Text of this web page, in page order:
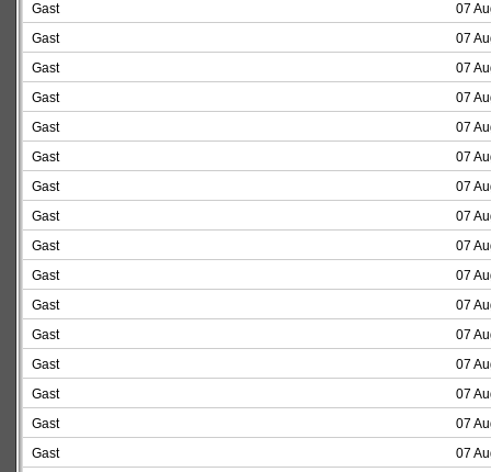
Gast
07
Gast
07
Gast
07
Gast
07
Gast
07
Gast
07
Gast
07
Gast
07
Gast
07
Gast
07
Gast
07
Gast
07
Gast
07
Gast
07
Gast
07
Gast
07